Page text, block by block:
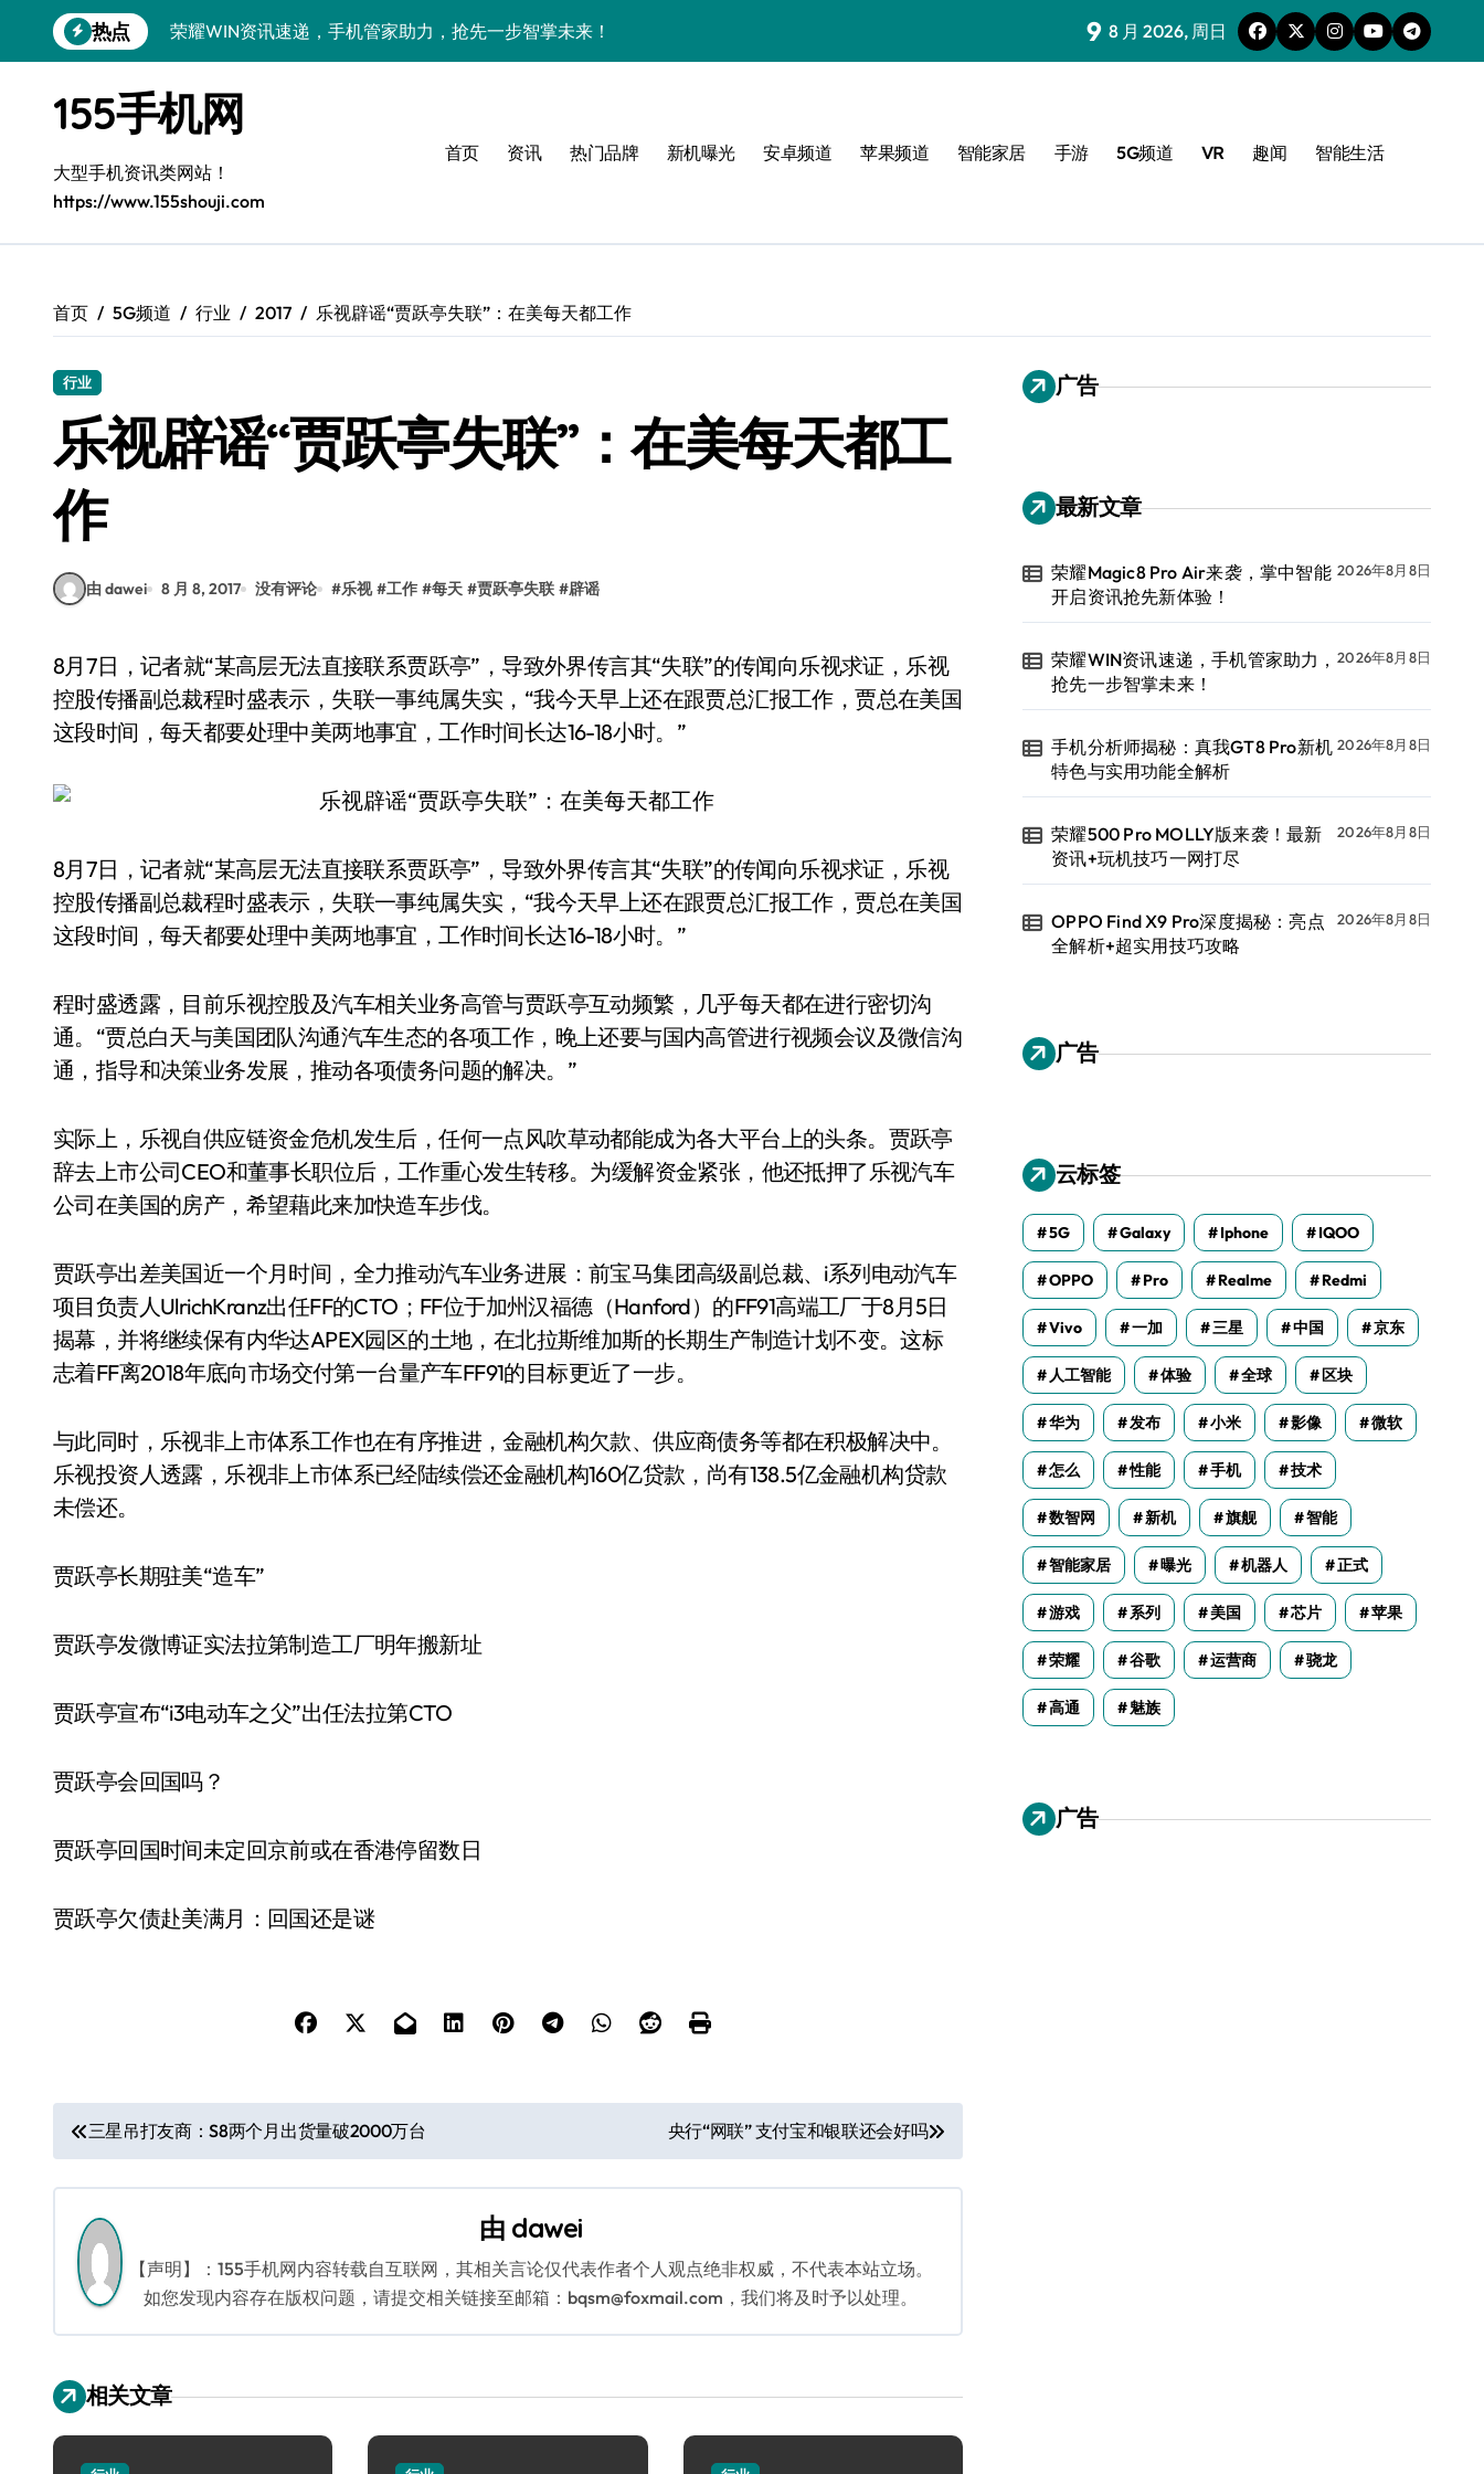
到
热点
荣耀WIN资讯速递，手机管家助力，抢先一步智掌未来！
荣耀500 Pro MOLLY版来袭！最新资讯+玩机技巧一网打尽
OPPO Find X9 Pro深度揭秘：亮点全解析+超实用技巧攻略
vivo S50 Pro mini来袭：小屏旗舰，亮点纷呈速来围观！
荣耀ROBOT PHONE：智领生活，资讯一手轻松掌控！
iPhone 17e重磅来袭：性能配置大升级，亮点全解析！
荣耀Magic8 Pro Air来袭，掌中智能开启资讯抢先新体验！
9 8 月 2026, 周日
155手机网
大型手机资讯类网站！
https://www.155shouji.com
首页 资讯 热门品牌 新机曝光 安卓频道 苹果频道 智能家居 手游 5G频道 VR 趣闻 智能生活
首页 5G频道 行业 2017 乐视辟谣“贾跃亭失联”：在美每天都工作
行业
乐视辟谣“贾跃亭失联”：在美每天都工
作
由 dawei 8 月 8, 2017 没有评论 #乐视 #工作 #每天 #贾跃亭失联 #辟谣
8月7日，记者就“某高层无法直接联系贾跃亭”，导致外界传言其“失联”的传闻向乐视求证，乐视
控股传播副总裁程时盛表示，失联一事纯属失实，“我今天早上还在跟贾总汇报工作，贾总在美国
这段时间，每天都要处理中美两地事宜，工作时间长达16-18小时。”
8月7日，记者就“某高层无法直接联系贾跃亭”，导致外界传言其“失联”的传闻向乐视求证，乐视
控股传播副总裁程时盛表示，失联一事纯属失实，“我今天早上还在跟贾总汇报工作，贾总在美国
这段时间，每天都要处理中美两地事宜，工作时间长达16-18小时。”
程时盛透露，目前乐视控股及汽车相关业务高管与贾跃亭互动频繁，几乎每天都在进行密切沟
通。“贾总白天与美国团队沟通汽车生态的各项工作，晚上还要与国内高管进行视频会议及微信沟
通，指导和决策业务发展，推动各项债务问题的解决。”
实际上，乐视自供应链资金危机发生后，任何一点风吹草动都能成为各大平台上的头条。贾跃亭
辞去上市公司CEO和董事长职位后，工作重心发生转移。为缓解资金紧张，他还抵押了乐视汽车
公司在美国的房产，希望藉此来加快造车步伐。
贾跃亭出差美国近一个月时间，全力推动汽车业务进展：前宝马集团高级副总裁、i系列电动汽车
项目负责人UlrichKranz出任FF的CTO；FF位于加州汉福德（Hanford）的FF91高端工厂于8月5日
揭幕，并将继续保有内华达APEX园区的土地，在北拉斯维加斯的长期生产制造计划不变。这标
志着FF离2018年底向市场交付第一台量产车FF91的目标更近了一步。
与此同时，乐视非上市体系工作也在有序推进，金融机构欠款、供应商债务等都在积极解决中。
乐视投资人透露，乐视非上市体系已经陆续偿还金融机构160亿贷款，尚有138.5亿金融机构贷款
未偿还。
贾跃亭长期驻美“造车”
贾跃亭发微博证实法拉第制造工厂明年搬新址
贾跃亭宣布“i3电动车之父”出任法拉第CTO
贾跃亭会回国吗？
贾跃亭回国时间未定回京前或在香港停留数日
贾跃亭欠债赴美满月：回国还是谜
文
章
导
航
三星吊打友商：S8两个月出货量破2000万台 央行“网联” 支付宝和银联还会好吗
由 dawei
【声明】：155手机网内容转载自互联网，其相关言论仅代表作者个人观点绝非权威，不代表本站立场。
如您发现内容存在版权问题，请提交相关链接至邮箱：bqsm@foxmail.com，我们将及时予以处理。
相关文章
广告
最新文章
荣耀Magic8 Pro Air来袭，掌中智能
开启资讯抢先新体验！
2026年8月8日
荣耀WIN资讯速递，手机管家助力，
抢先一步智掌未来！
2026年8月8日
手机分析师揭秘：真我GT8 Pro新机
特色与实用功能全解析
2026年8月8日
荣耀500 Pro MOLLY版来袭！最新
资讯+玩机技巧一网打尽
2026年8月8日
OPPO Find X9 Pro深度揭秘：亮点
全解析+超实用技巧攻略
2026年8月8日
广告
云标签
5G Galaxy Iphone IQOO
OPPO Pro Realme Redmi
Vivo 一加 三星 中国 京东
人工智能 体验 全球 区块
华为 发布 小米 影像 微软
怎么 性能 手机 技术
数智网 新机 旗舰 智能
智能家居 曝光 机器人 正式
游戏 系列 美国 芯片 苹果
荣耀 谷歌 运营商 骁龙
高通 魅族
广告